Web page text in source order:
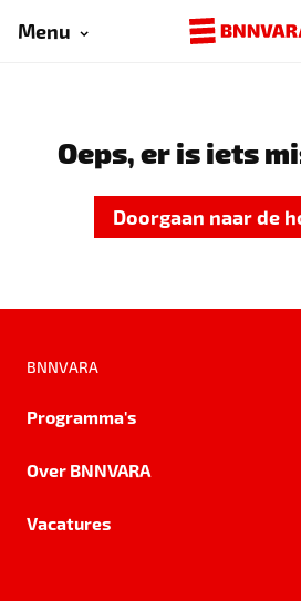
Menu
Oeps, er is iets
Doorgaan naar de
BNNVARA
Programma's
Over BNNVARA
Vacatures